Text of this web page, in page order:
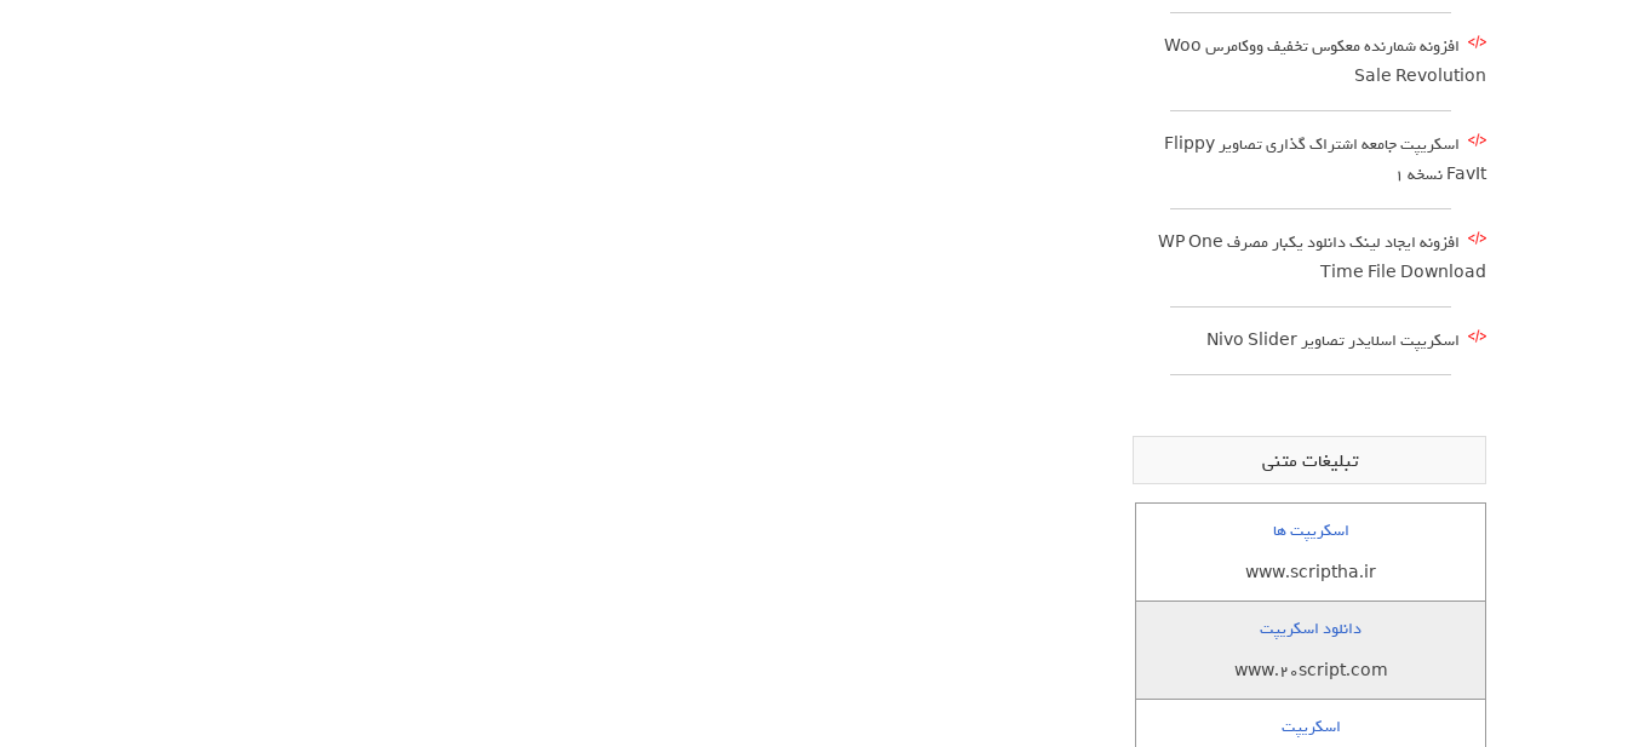
افزونه شمارنده معکوس تخفیف ووکامرس Woo
Sale Revolution
اسکریپت جامعه اشتراک گذاری تصاویر Flippy
FavIt نسخه ۱
افزونه ایجاد لینک دانلود یکبار مصرف WP One
Time File Download
اسکریپت اسلایدر تصاویر Nivo Slider
تبلیغات متنی
اسکریپت ها
www.scriptha.ir
دانلود اسکریپت
www.20script.com
اسکریپت